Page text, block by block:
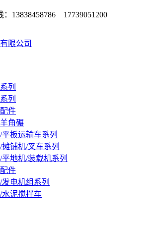
：13838458786 17739051200
限公司
列
列
件
角碾
板运输车系列
铺机/叉车系列
地机/装载机系列
件
电机组系列
水泥搅拌车